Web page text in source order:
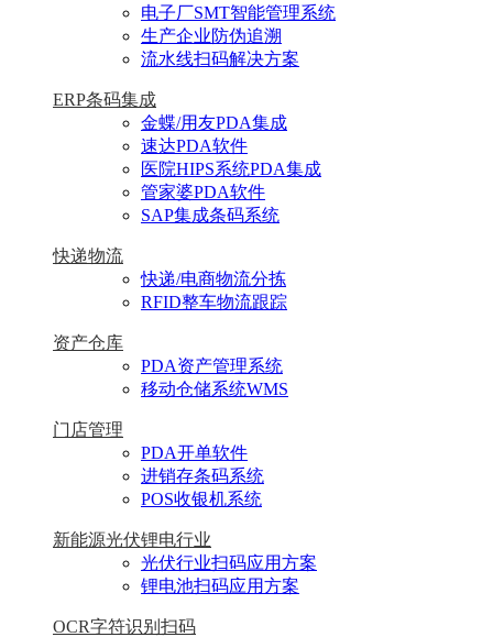
电子厂SMT智能管理系统
生产企业防伪追溯
流水线扫码解决方案
ERP条码集成
金蝶/用友PDA集成
速达PDA软件
医院HIPS系统PDA集成
管家婆PDA软件
SAP集成条码系统
快递物流
快递/电商物流分拣
RFID整车物流跟踪
资产仓库
PDA资产管理系统
移动仓储系统WMS
门店管理
PDA开单软件
进销存条码系统
POS收银机系统
新能源光伏锂电行业
光伏行业扫码应用方案
锂电池扫码应用方案
OCR字符识别扫码